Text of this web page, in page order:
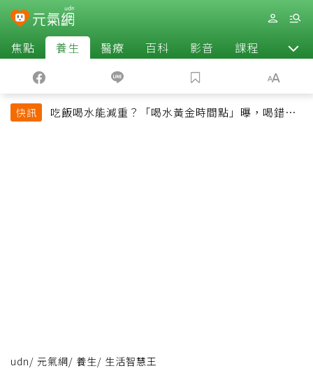
焦點 養生 醫療 百科 影音 課程 退休
快訊
吃飯喝水能減重？「喝水黃金時間點」曝，喝錯時
udn/ 元氣網/ 養生/ 生活智慧王